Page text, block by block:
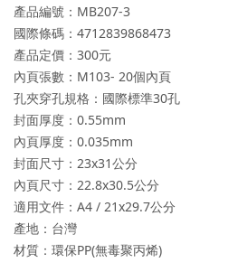
產品編號：MB207-3
國際條碼：4712839868473
產品定價：300元
內頁張數：M103- 20個內頁
孔夾穿孔規格：國際標準30孔
封面厚度：0.55mm
內頁厚度：0.035mm
封面尺寸：23x31公分
內頁尺寸：22.8x30.5公分
適用文件：A4 / 21x29.7公分
產地：台灣
材質：環保PP(無毒聚丙烯)